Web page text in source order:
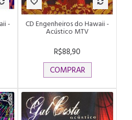
- CD Engenheiros do Hawaii -
Acústico MTV
R$88,90
COMPRAR